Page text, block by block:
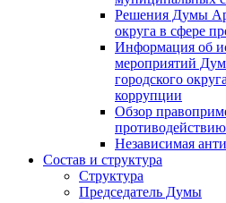
Решения Думы
округа в сфере
Информация об
мероприятий
городского
коррупции
Обзор
Независимая
Состав и структура
Структура
Председатель Думы